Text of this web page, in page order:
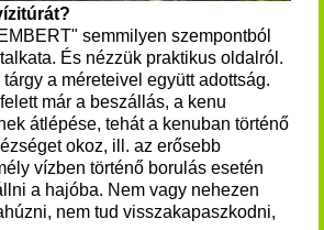
semmilyen szempontból
És nézzük praktikus oldalról.
a méreteivel együtt adottság.
már a beszállás, a kenu
átlépése, tehát a kenuban történő
okoz, ill. az erősebb
vízben történő borulás esetén
a hajóba. Nem vagy nehezen
nem tud visszakapaszkodni,